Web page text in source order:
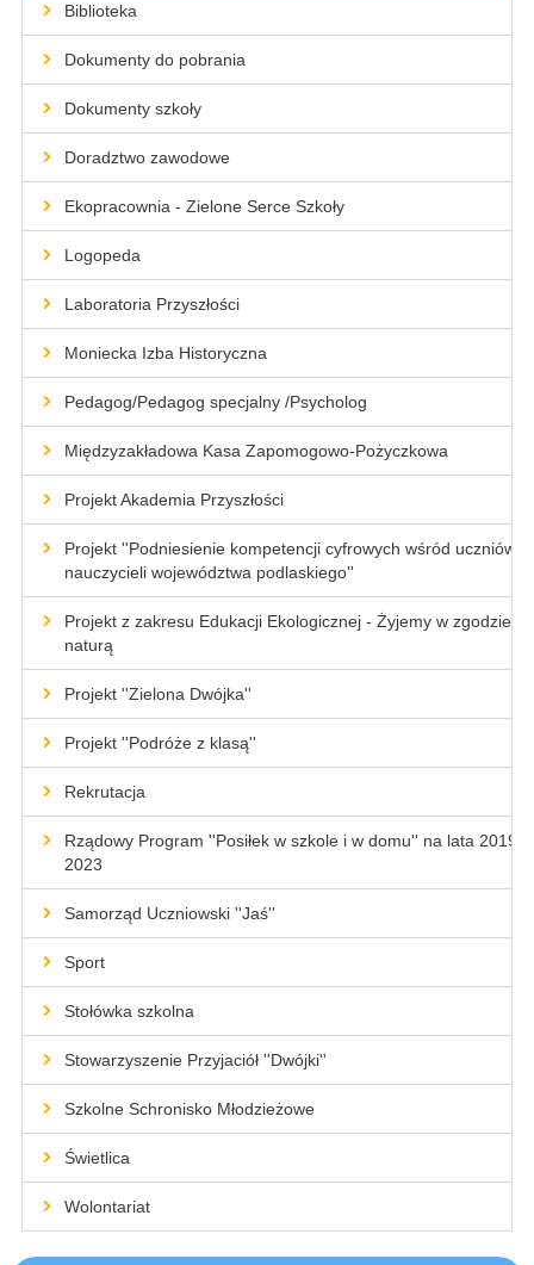
Biblioteka
Dokumenty do pobrania
Dokumenty szkoły
Doradztwo zawodowe
Ekopracownia - Zielone Serce Szkoły
Logopeda
Laboratoria Przyszłości
Moniecka Izba Historyczna
Pedagog/Pedagog specjalny /Psycholog
Międzyzakładowa Kasa Zapomogowo-Pożyczkowa
Projekt Akademia Przyszłości
Projekt ''Podniesienie kompetencji cyfrowych wśród uczniów i
nauczycieli województwa podlaskiego''
Projekt z zakresu Edukacji Ekologicznej - Żyjemy w zgodzie z
naturą
Projekt ''Zielona Dwójka''
Projekt ''Podróże z klasą''
Rekrutacja
Rządowy Program ''Posiłek w szkole i w domu'' na lata 2019-
2023
Samorząd Uczniowski ''Jaś''
Sport
Stołówka szkolna
Stowarzyszenie Przyjaciół ''Dwójki''
Szkolne Schronisko Młodzieżowe
Świetlica
Wolontariat